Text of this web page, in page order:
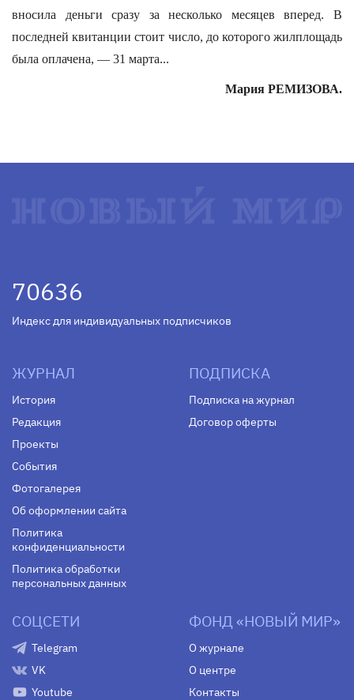
вносила деньги сразу за несколько месяцев вперед. В
последней квитанции стоит число, до которого жилплощадь
была оплачена, — 31 марта...
Мария РЕМИЗОВА.
70636
Индекс для индивидуальных подписчиков
ЖУРНАЛ
История
Редакция
Проекты
События
Фотогалерея
Об оформлении сайта
Политика
конфиденциальности
Политика обработки
персональных данных
ПОДПИСКА
Подписка на журнал
Договор оферты
СОЦСЕТИ
Telegram
VK
Youtube
ФОНД «НОВЫЙ МИР»
О журнале
О центре
Контакты